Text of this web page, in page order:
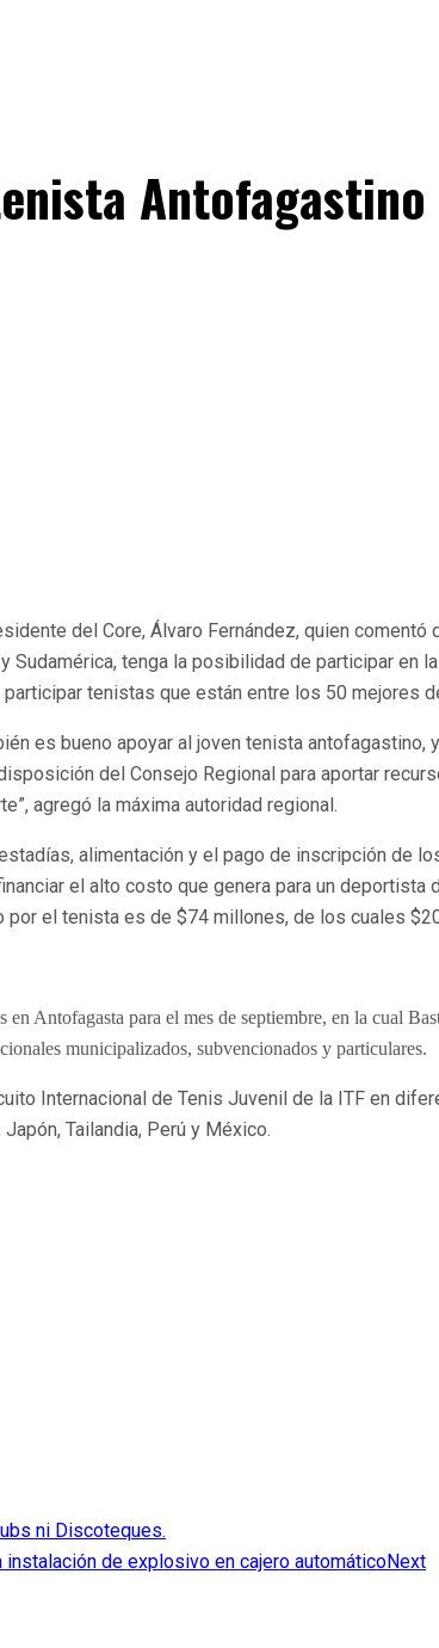
Antofagastino
del Core, Álvaro Fernández, quien
Sudamérica, tenga la posibilidad de participar
tenistas que están entre los 50 mejores
es bueno apoyar al joven tenista
del Consejo Regional para aportar
agregó la máxima autoridad regional.
alimentación y el pago de inscripción de
el alto costo que genera para un
el tenista es de $74 millones, de los cuales
Antofagasta para el mes de septiembre, en la cual
municipalizados, subvencionados y particulares.
Internacional de Tenis Juvenil de la ITF en
Tailandia, Perú y México.
ni Discoteques.
de explosivo en cajero automáticoNext